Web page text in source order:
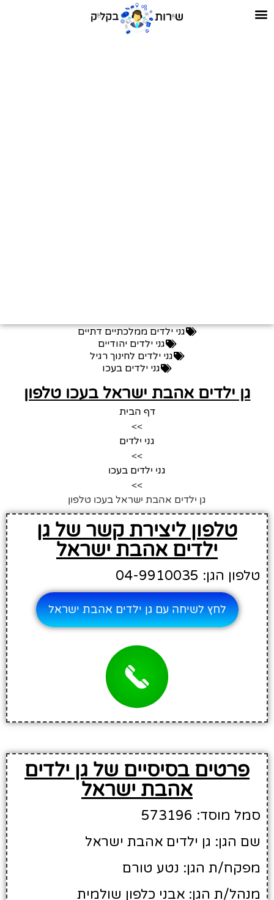
גני ילדים ממלכתיים דתיים
גני ילדים יהודיים
גני ילדים לחינוך רגיל
גני ילדים בעכו
גן ילדים אהבת ישראל בעכו טלפון
דף הבית
>>
גני ילדים
>>
גני ילדים בעכו
>>
גן ילדים אהבת ישראל בעכו טלפון
טלפון ליצירת קשר של גן
ילדים אהבת ישראל
טלפון הגן: 04-9910035
לחץ לשיחה עם גן ילדים אהבת ישראל
פרטים בסיסיים של גן ילדים
אהבת ישראל
סמל מוסד: 573196
שם הגן: גן ילדים אהבת ישראל
מפקח/ת הגן: נטע טורם
מנהל/ת הגן: אבני כלפון שולמית